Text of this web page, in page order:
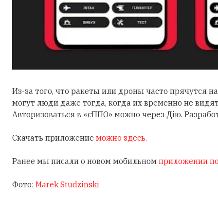
Из-за того, что ракеты или дроны часто прячутся
могут люди даже тогда, когда их временно не
Авторизоваться в «єППО» можно через Дію.
Скачать приложение можно здесь.
Ранее мы писали о новом мобильном приложении
Фото: Marek Studzinski